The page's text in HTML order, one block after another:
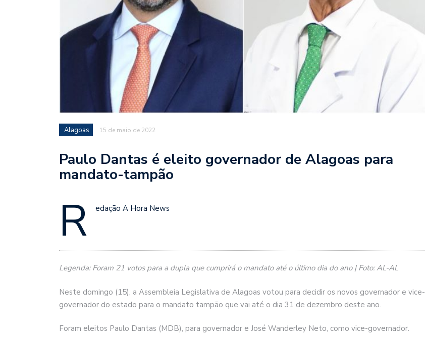
Alagoas 15 de maio de 2022
Paulo Dantas é eleito governador de Alagoas para
mandato-tampão
R edação A Hora News
Legenda: Foram 21 votos para a dupla que cumprirá o mandato até o último dia do ano | Foto: AL-AL
Neste domingo (15), a Assembleia Legislativa de Alagoas votou para decidir os novos governador e vice-
governador do estado para o mandato tampão que vai até o dia 31 de dezembro deste ano.
Foram eleitos Paulo Dantas (MDB), para governador e José Wanderley Neto, como vice-governador.